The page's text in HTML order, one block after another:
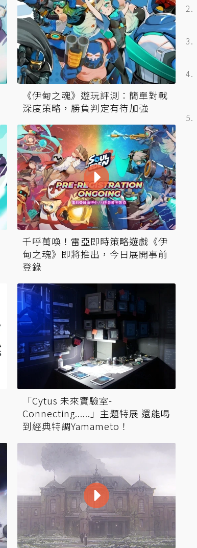
《伊甸之魂》遊玩評測：簡單對戰
深度策略，勝負判定有待加強
千呼萬喚！雷亞即時策略遊戲《伊
甸之魂》即將推出，今日展開事前
登錄
「Cytus 未來實驗室-
Connecting......」主題特展 還能喝
到經典特調Yamameto！